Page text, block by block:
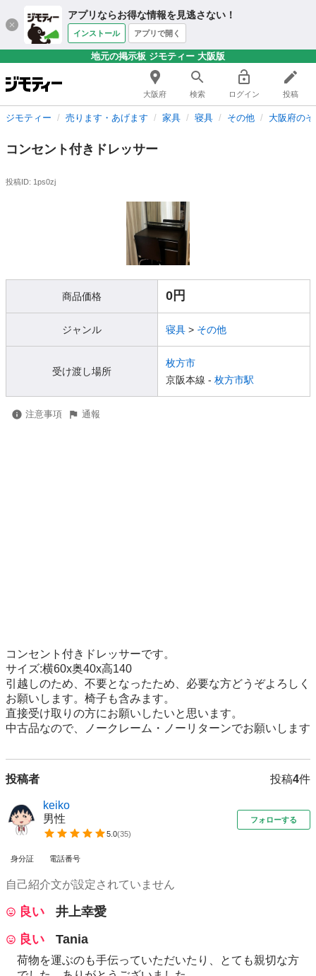
アプリならお得な情報を見逃さない！
インストール アプリで開く
地元の掲示板 ジモティー 大阪版
大阪府 検索 ログイン 投稿
ジモティー 売ります・あげます 家具 寝具 その他 大阪府の
コンセント付きドレッサー
投稿ID: 1ps0zj
商品価格 0円
ジャンル 寝具 > その他
受け渡し場所
枚方市
京阪本線 - 枚方市駅
注意事項 通報
コンセント付きドレッサーです。
サイズ:横60x奥40x高140
引越しのため、不要となったため、必要な方どうぞよろしく
お願いします。椅子も含みます。
直接受け取りの方にお願いしたいと思います。
中古品なので、ノークレーム・ノーリターンでお願いします
投稿者 投稿4件
keiko
男性
5.0(35)
フォローする
身分証 電話番号
自己紹介文が設定されていません
良い
井上幸愛
良い
Tania
荷物を運ぶのも手伝っていただいたり、とても親切な方